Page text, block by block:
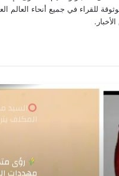
للقراء في جميع أنحاء العالم
محطة
نوعية في
المكلف
اليوم.
رؤى
مهددات
مجلس